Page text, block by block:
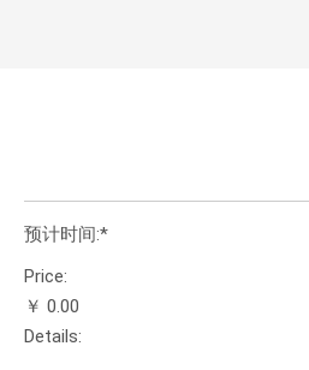
预计时间:*
Price:
￥ 0.00
Details: